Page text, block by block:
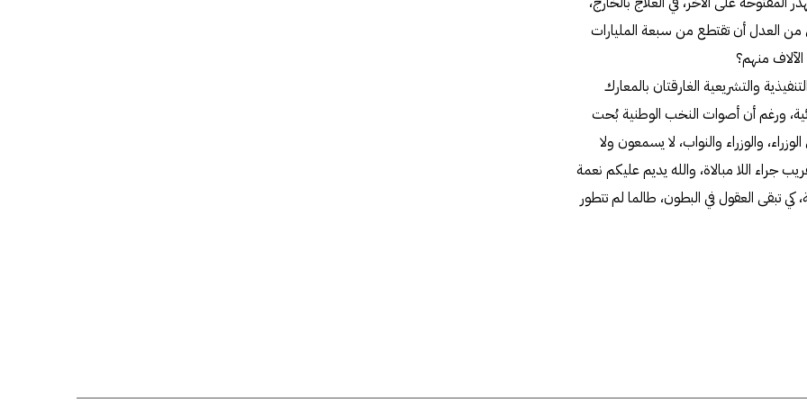
من العدل أن تقتطع من سبعة المليارات
منهم؟
والتشريعية الغارقتان بالمعارك
ورغم أن أصوات النخب الوطنية بُحت
والوزراء والنواب، لا يسمعون ولا
جراء اللا مبالاة، والله يديم عليكم نعمة
كي تبقى العقول في البطون، طالما لم تتطور